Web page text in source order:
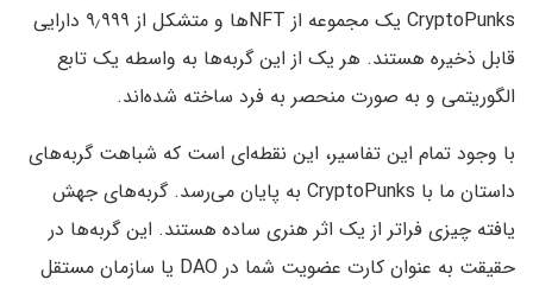
CryptoPunks یک مجموعه از NFT‌ها و متشکل از ۹٫۹۹۹ دارایی
قابل ذخیره هستند. هر یک از این گربه‌ها به واسطه یک تابع
الگوریتمی و به صورت منحصر به فرد ساخته شده‌اند.
با وجود تمام این تفاسیر، این نقطه‌ای است که شباهت گربه‌های
داستان ما با CryptoPunks به پایان می‌رسد. گربه‌های جهش
یافته چیزی فراتر از یک اثر هنری ساده هستند. این گربه‌ها در
حقیقت به عنوان کارت عضویت شما در DAO یا سازمان مستقل